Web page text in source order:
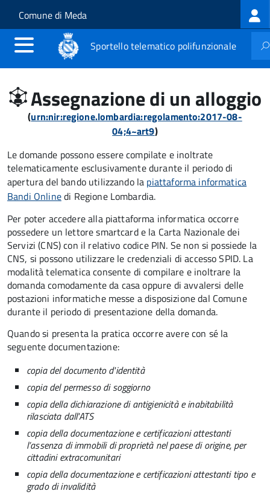
Salta al contenuto principale
Skip to site navigation
Comune di Meda
Sportello telematico polifunzionale
Assegnazione di un alloggio
(urn:nir:regione.lombardia:regolamento:2017-08-
04;4~art9)
Le domande possono essere compilate e inoltrate
telematicamente esclusivamente durante il periodo di
apertura del bando utilizzando la piattaforma informatica
Bandi Onlinedi Regione Lombardia.
Per poter accedere alla piattaforma informatica occorre
possedere un lettore smartcard e la Carta Nazionale dei
Servizi (CNS) con il relativo codice PIN. Se non si possiede la
CNS, si possono utilizzare le credenziali di accesso SPID. La
modalità telematica consente di compilare e inoltrare la
domanda comodamente da casa oppure di avvalersi delle
postazioni informatiche messe a disposizione dal Comune
durante il periodo di presentazione della domanda.
Quando si presenta la pratica occorre avere con sé la
seguente documentazione:
copia del documento d'identità
copia del permesso di soggiorno
copia della dichiarazione di antigienicità e inabitabilità
rilasciata dall'ATS
copia della documentazione e certificazioni attestanti
l’assenza di immobili di proprietà nel paese di origine, per
cittadini extracomunitari
copia della documentazione e certificazioni attestanti tipo e
grado di invalidità